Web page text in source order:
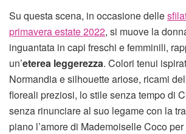
Su questa scena, in occasione delle
primavera estate 2022, si muove la
inguantata in capi freschi e femminili,
un’eterea leggerezza. Colori tenui
Normandia e silhouette ariose, ricami
floreali preziosi, lo stile senza tempo di
senza rinunciare al suo legame con la
piano l’amore di Mademoiselle Coco